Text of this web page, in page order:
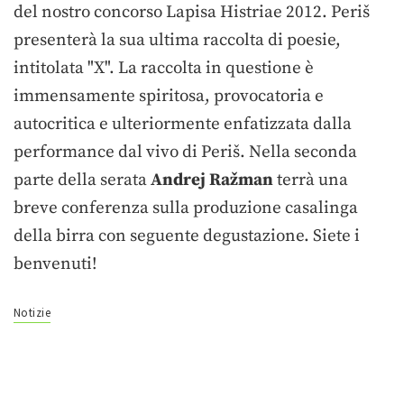
del nostro concorso Lapisa Histriae 2012. Periš
presenterà la sua ultima raccolta di poesie,
intitolata "X". La raccolta in questione è
immensamente spiritosa, provocatoria e
autocritica e ulteriormente enfatizzata dalla
performance dal vivo di Periš. Nella seconda
parte della serataAndrej Ražmanterrà una
breve conferenza sulla produzione casalinga
della birra con seguente degustazione. Siete i
benvenuti!
Notizie